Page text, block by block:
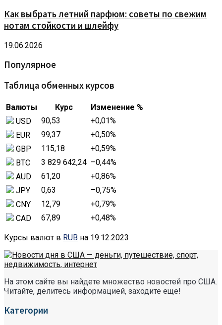
Как выбрать летний парфюм: советы по свежим
нотам стойкости и шлейфу
19.06.2026
Популярное
Таблица обменных курсов
Валюты Курс
Изменение %
USD
90,53 +0,01%
EUR
99,37 +0,50%
GBP
115,18 +0,59%
BTC
3 829 642,24 –0,44%
AUD
61,20 +0,86%
JPY
0,63 –0,75%
CNY
12,79 +0,79%
CAD
67,89 +0,48%
Курсы валют в RUB на 19.12.2023
На этом сайте вы найдете множество новостей про США.
Читайте, делитесь информацией, заходите еще!
Категории